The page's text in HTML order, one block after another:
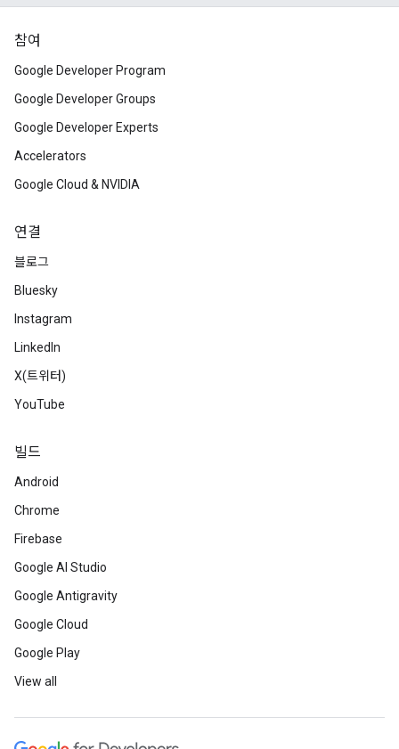
참여
Google Developer Program
Google Developer Groups
Google Developer Experts
Accelerators
Google Cloud & NVIDIA
연결
블로그
Bluesky
Instagram
LinkedIn
X(트위터)
YouTube
빌드
Android
Chrome
Firebase
Google AI Studio
Google Antigravity
Google Cloud
Google Play
View all